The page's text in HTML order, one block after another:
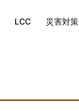
LCC 災害対策